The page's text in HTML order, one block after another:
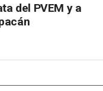
del PVEM y a